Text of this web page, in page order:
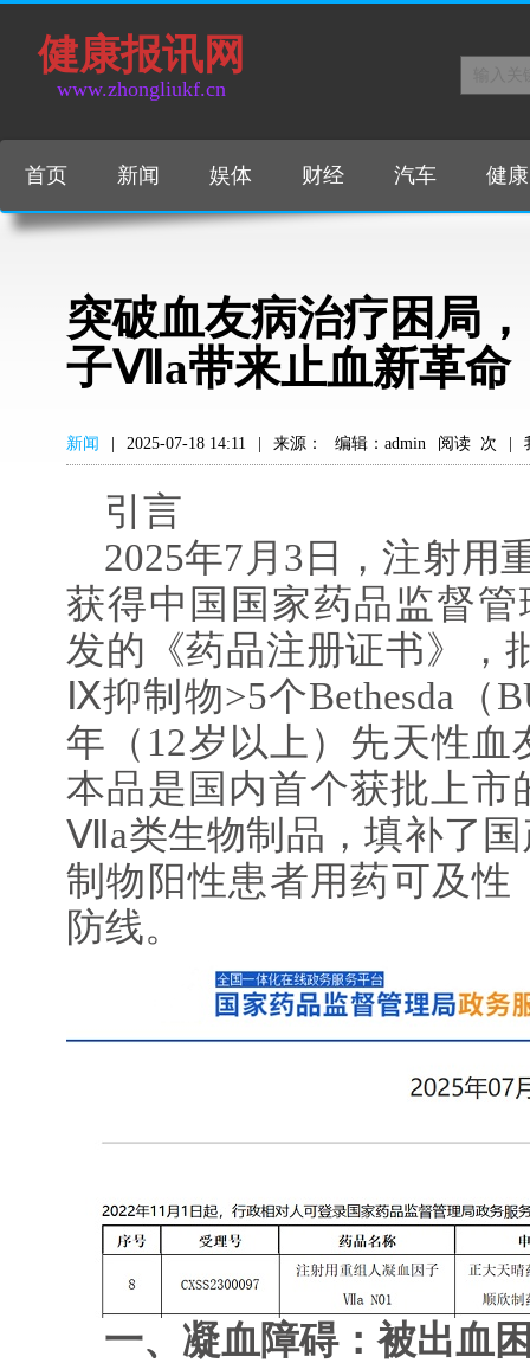
健康报讯网
www.zhongliukf.cn
首页 新闻 娱体 财经 汽车 健康
突破血友病治疗困局
子Ⅶa带来止血新革命
新闻 2025-07-18 14:11 来源： 编辑：admin 阅读 次
引言
2025年7月3日，注射
获得中国国家药品监督
发的《药品注册证书》
Ⅸ抑制物>5个Bethesda（
年（12岁以上）先天性
本品是国内首个获批上市
Ⅶa类生物制品，填补了
制物阳性患者用药可及性
防线。
一、凝血障碍：被出血